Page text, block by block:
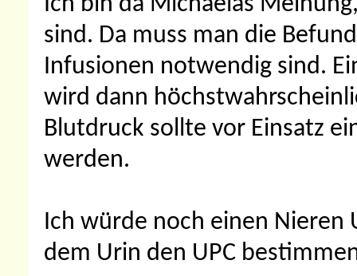
sind. Da muss man die
Infusionen notwendig sind.
wird dann
Blutdruck sollte vor Einsatz
werden.
Ich würde noch einen Nieren
dem Urin den UPC